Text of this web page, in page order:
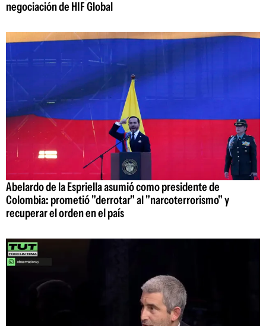
negociación de HIF Global
Abelardo de la Espriella asumió como presidente de
Colombia: prometió "derrotar" al "narcoterrorismo" y
recuperar el orden en el país